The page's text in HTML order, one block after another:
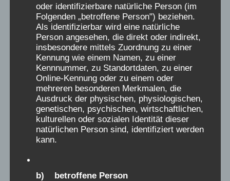
nur initialisiert genannt werden. Genehmigung
unter: aekv@verschickungsheime.de erfragen
Spenden für die „Initiative
Verschickungskinder“ über den
wissenschaftlichen Begleitverein:
Verein Aufarbeitung und Erforschung von
Kinderverschickung / AEKV e.V.:
IBAN: DE704306 0967 1042 0498 00
Postanschrift: AEKV e.V. bei Röhl, Kiehlufer 43,
12059 Berlin:
aekv@verschickungsheime.de
oder identifizierbare natürliche Person (im
Folgenden „betroffene Person") beziehen.
Als identifizierbar wird eine natürliche
Person angesehen, die direkt oder indirekt,
insbesondere mittels Zuordnung zu einer
Kennung wie einem Namen, zu einer
Kennnummer, zu Standortdaten, zu einer
Online-Kennung oder zu einem oder
mehreren besonderen Merkmalen, die
Ausdruck der physischen, physiologischen,
genetischen, psychischen, wirtschaftlichen,
kulturellen oder sozialen Identität dieser
natürlichen Person sind, identifiziert werden
kann.
b) betroffene Person